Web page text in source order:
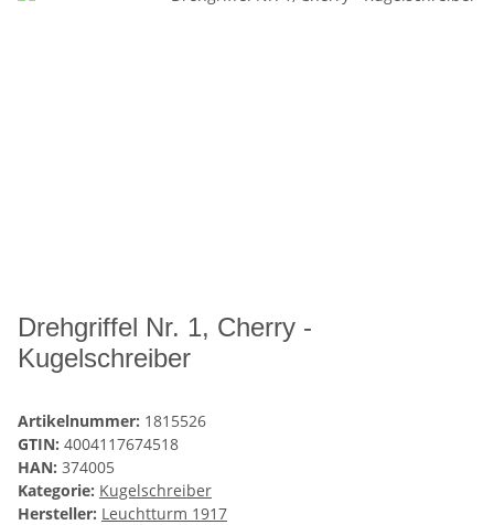
Drehgriffel Nr. 1, Cherry -
Kugelschreiber
Artikelnummer: 1815526
GTIN: 4004117674518
HAN: 374005
Kategorie: Kugelschreiber
Hersteller: Leuchtturm 1917